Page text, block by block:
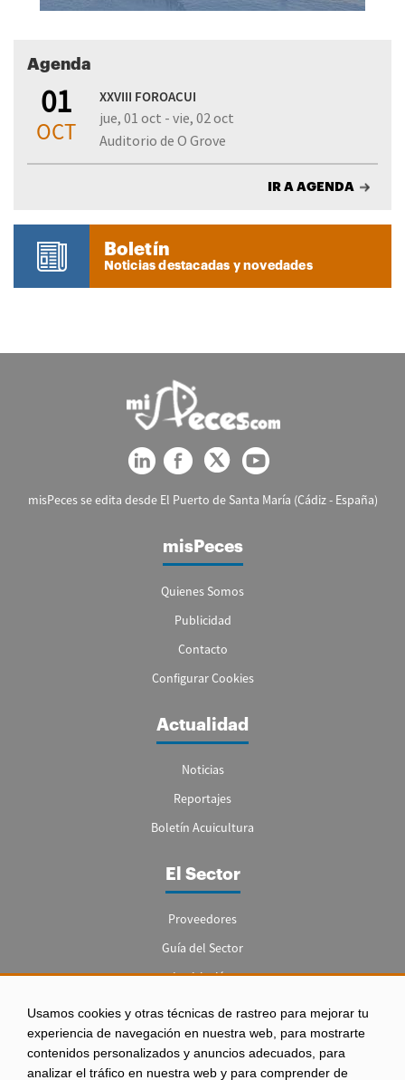
Usamos cookies y otras técnicas de rastreo para mejorar tu
experiencia de navegación en nuestra web, para mostrarte
contenidos personalizados y anuncios adecuados, para
analizar el tráfico en nuestra web y para comprender de
Agenda
01
OCT
XXVIII FOROACUI
jue, 01 oct - vie, 02 oct
Auditorio de O Grove
IR A AGENDA
Boletín
Noticias destacadas y novedades
misPeces se edita desde El Puerto de Santa María (Cádiz - España)
misPeces
Quienes Somos
Publicidad
Contacto
Configurar Cookies
Actualidad
Noticias
Reportajes
Boletín Acuicultura
El Sector
Proveedores
Guía del Sector
Legislación
Empleo